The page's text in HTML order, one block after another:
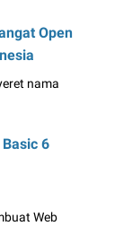
Open
nama
6
Web